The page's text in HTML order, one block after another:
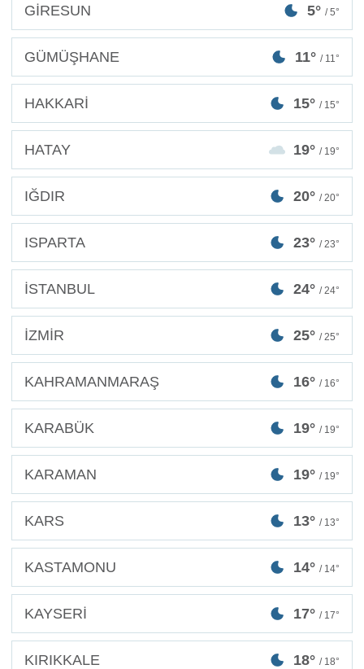
GİRESUN 5° / 5°
GÜMÜŞHANE 11° / 11°
HAKKARİ 15° / 15°
HATAY 19° / 19°
IĞDIR 20° / 20°
ISPARTA 23° / 23°
İSTANBUL 24° / 24°
İZMİR 25° / 25°
KAHRAMANMARAŞ 16° / 16°
KARABÜK 19° / 19°
KARAMAN 19° / 19°
KARS 13° / 13°
KASTAMONU 14° / 14°
KAYSERİ 17° / 17°
KIRIKKALE 18° / 18°